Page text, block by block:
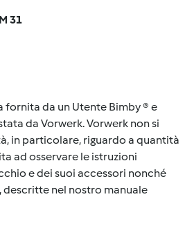
31
fornita da un Utente Bimby ® e
da Vorwerk. Vorwerk non si
in particolare, riguardo a quantità
ad osservare le istruzioni
e dei suoi accessori nonché
descritte nel nostro manuale